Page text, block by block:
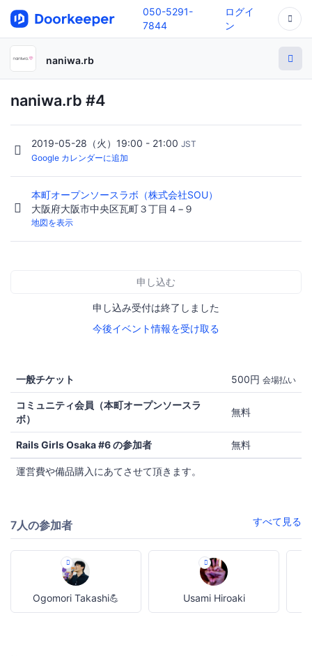
050-5291-
7844
ログイ
ン
naniwa.rb
naniwa.rb #4
2019-05-28（火）19:00 - 21:00 JST
Google カレンダーに追加
本町オープンソースラボ（株式会社SOU）
大阪府大阪市中央区瓦町３丁目４−９
地図を表示
申し込む
申し込み受付は終了しました
今後イベント情報を受け取る
一般チケット 500円 会場払い
コミュニティ会員（本町オープンソースラ
ボ）
無料
Rails Girls Osaka #6 の参加者 無料
運営費や備品購入にあてさせて頂きます。
7人の参加者 すべて見る
Ogomori Takashi💪 Usami Hiroaki